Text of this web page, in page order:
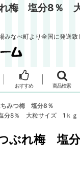
梅 塩分8％
みなべ町より全国に発送致
おすすめ 商品検索
ちみつ梅 塩分8％
分8％ 大粒サイズ 1ｋｇ
ぶれ梅 塩